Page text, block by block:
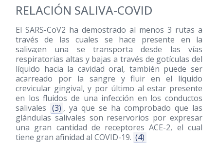
RELACIÓN SALIVA-COVID
El SARS-CoV2 ha demostrado al menos 3 rutas a
través de las cuales se hace presente en la
saliva;en una se transporta desde las vías
respiratorias altas y bajas a través de gotículas del
líquido hacia la cavidad oral, también puede ser
acarreado por la sangre y fluir en el líquido
crevicular gingival, y por último al estar presente
en los fluidos de una infección en los conductos
salivales (3) , ya que se ha comprobado que las
glándulas salivales son reservorios por expresar
una gran cantidad de receptores ACE-2, el cual
tiene gran afinidad al COVID-19. (4)